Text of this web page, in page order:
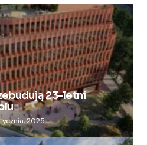
23-letni
2025